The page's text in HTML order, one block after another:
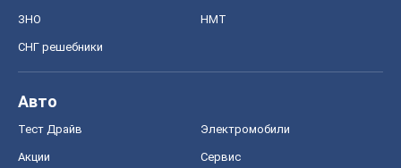
ЗНО НМТ
СНГ решебники
Авто
Тест Драйв Электромобили
Акции Сервис